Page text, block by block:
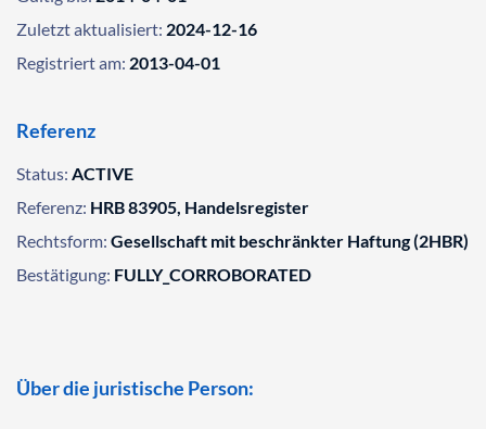
Zuletzt aktualisiert: 2024-12-16
Registriert am: 2013-04-01
Referenz
Status: ACTIVE
Referenz: HRB 83905, Handelsregister
Rechtsform: Gesellschaft mit beschränkter Haftung (2HBR)
Bestätigung: FULLY_CORROBORATED
Über die juristische Person: